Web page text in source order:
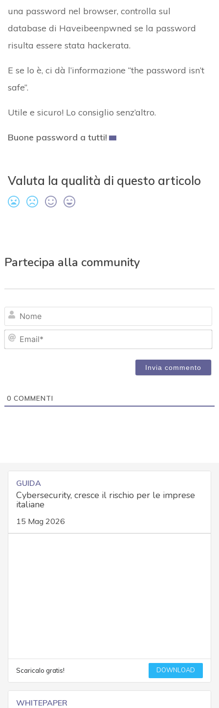
una password nel browser, controlla sul
database di Haveibeenpwned se la password
risulta essere stata hackerata.
E se lo è, ci dà l’informazione “the password isn’t
safe”.
Utile e sicuro! Lo consiglio senz’altro.
Buone password a tutti!
Valuta la qualità di questo articolo
Partecipa alla community
0 COMMENTI
GUIDA
Cybersecurity, cresce il rischio per le imprese
italiane
15 Mag 2026
Scaricalo gratis! DOWNLOAD
WHITEPAPER